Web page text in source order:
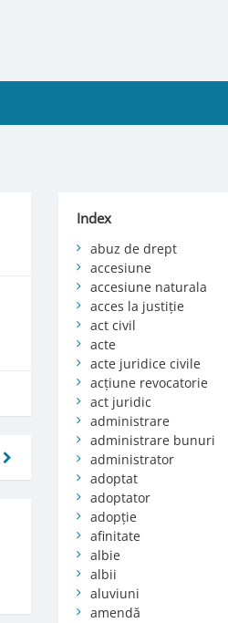
Index
abuz de drept
accesiune
accesiune naturala
acces la justiție
act civil
acte
acte juridice civile
acțiune revocatorie
act juridic
administrare
administrare bunuri
administrator
adoptat
adoptator
adopție
afinitate
albie
albii
aluviuni
amendă